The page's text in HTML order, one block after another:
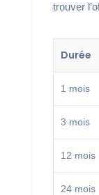
trouver
Durée
1 mois
3 mois
12 mois
24 mois